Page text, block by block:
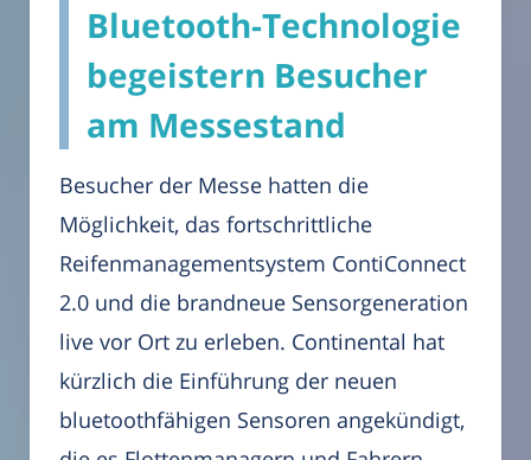
Bluetooth-Technologie
begeistern Besucher
am Messestand
Besucher der Messe hatten die
Möglichkeit, das fortschrittliche
Reifenmanagementsystem ContiConnect
2.0 und die brandneue Sensorgeneration
live vor Ort zu erleben. Continental hat
kürzlich die Einführung der neuen
bluetoothfähigen Sensoren angekündigt,